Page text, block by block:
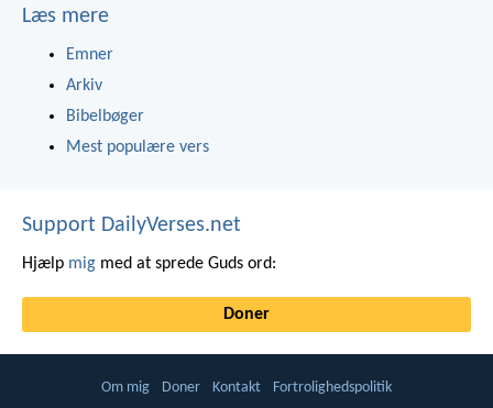
Læs mere
Emner
Arkiv
Bibelbøger
Mest populære vers
Support DailyVerses.net
Hjælp mig med at sprede Guds ord:
Doner
Om mig Doner Kontakt Fortrolighedspolitik